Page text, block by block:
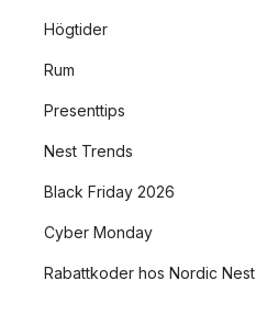
Högtider
Rum
Presenttips
Nest Trends
Black Friday 2026
Cyber Monday
Rabattkoder hos Nordic Nest